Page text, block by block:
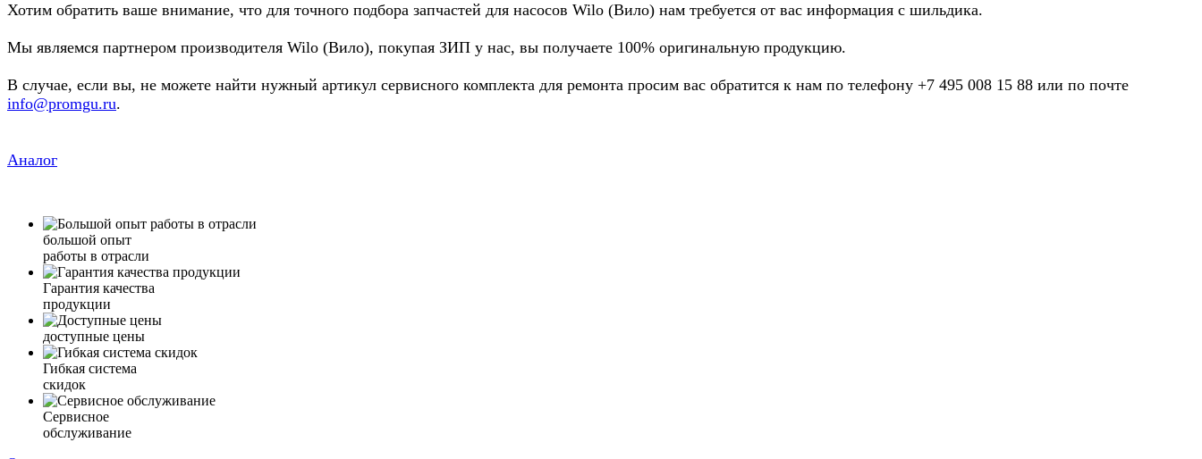
Хотим обратить ваше внимание, что для точного подбора запчастей для насосов Wilo (Вило) нам требуется от вас информация с шильдика.
Мы являемся партнером производителя Wilo (Вило), покупая ЗИП у нас, вы получаете 100% оригинальную продукцию.
В случае, если вы, не можете найти нужный артикул сервисного комплекта для ремонта просим вас обратится к нам по телефону +7 495 008 15 88 или по почте
info@promgu.ru.
Аналог
большой опыт
работы в отрасли
Гарантия качества
продукции
доступные цены
Гибкая система
скидок
Сервисное
обслуживание